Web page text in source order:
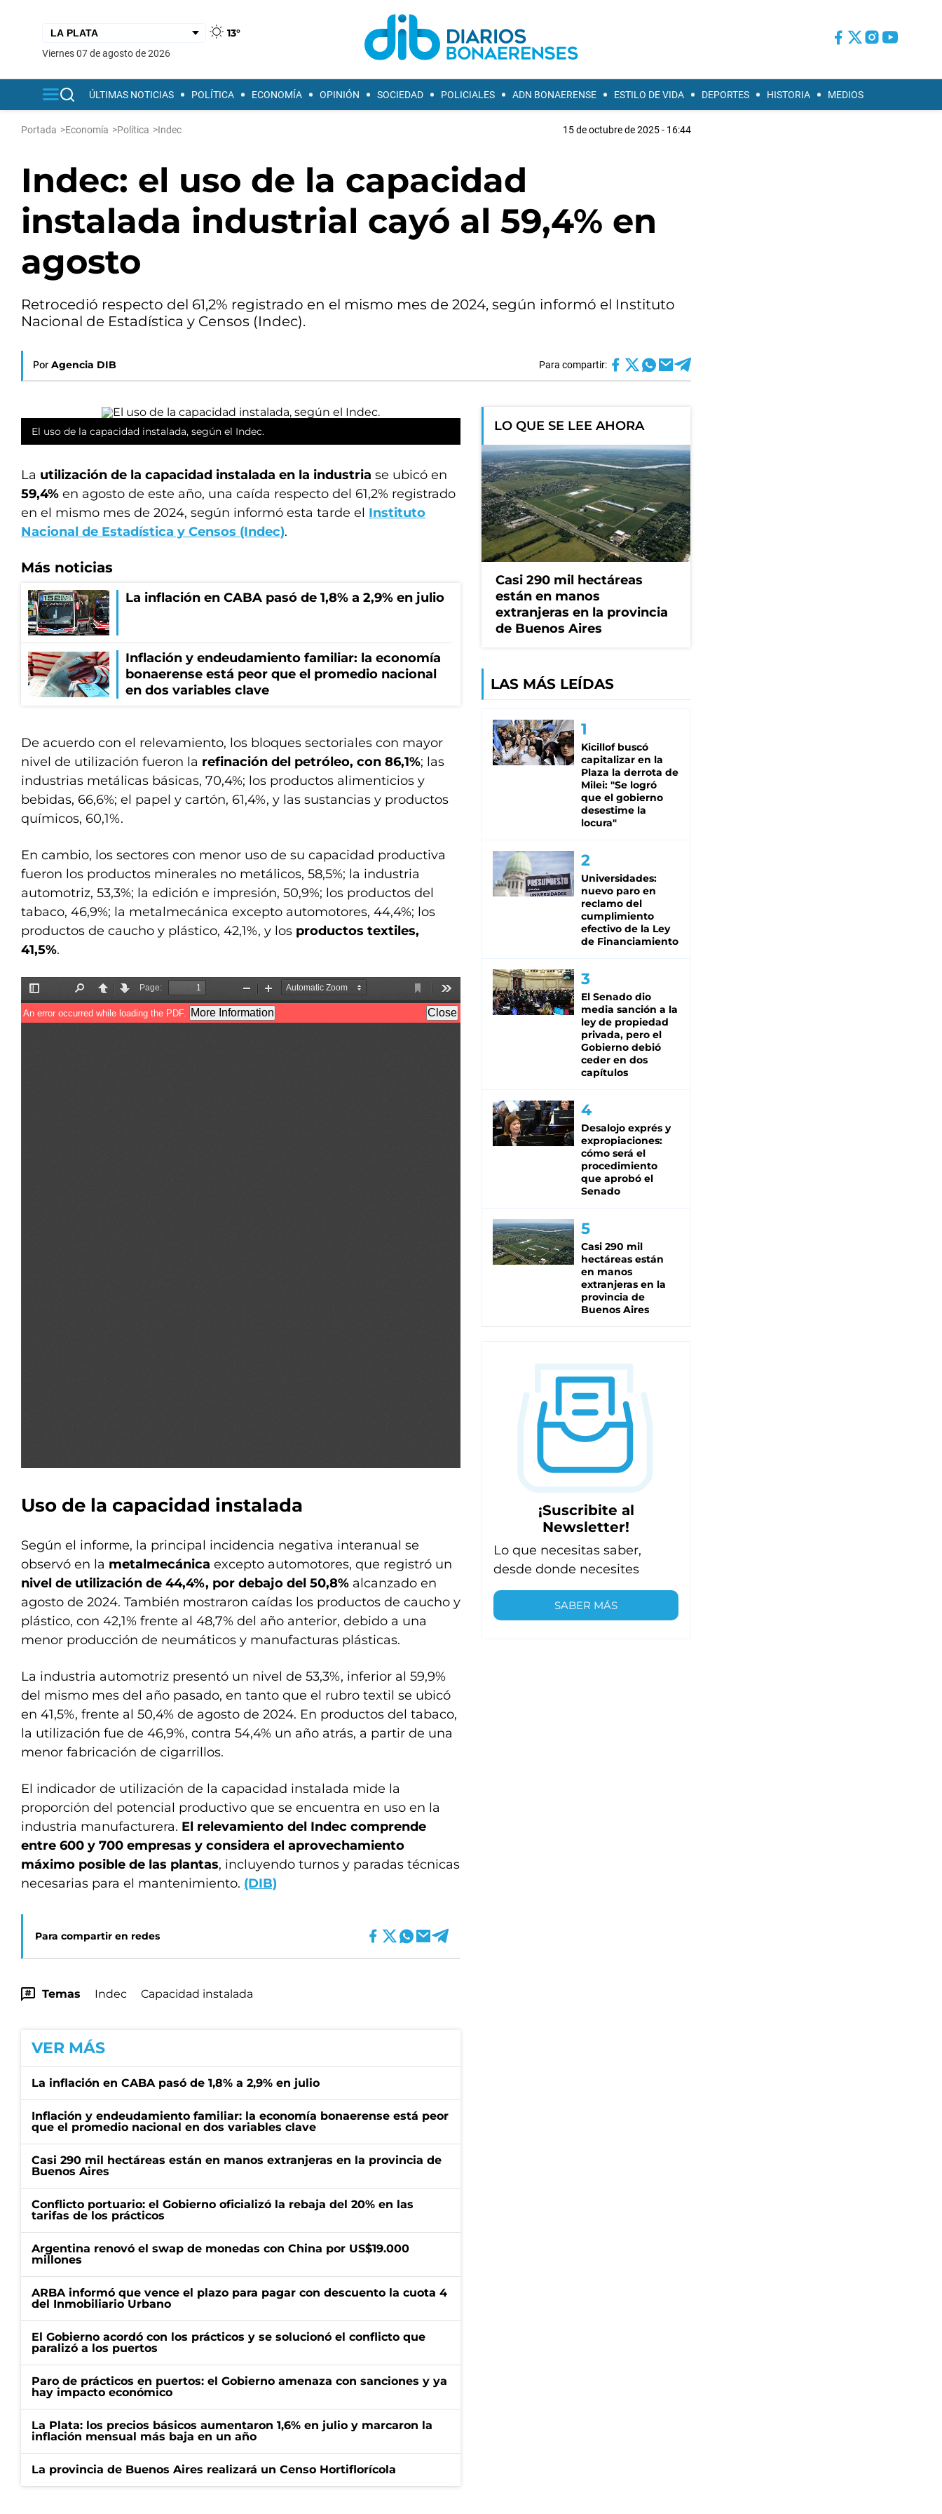
13°
viernes 07 de agosto de 2026
ÚLTIMAS NOTICIAS POLÍTICA ECONOMÍA OPINIÓN SOCIEDAD POLICIALES ADN BONAERENSE ESTILO DE VIDA DEPORTES HISTORIA MEDIOS
Portada >Economía >Política >Indec 15 de octubre de 2025 - 16:44
Indec: el uso de la capacidad
instalada industrial cayó al 59,4% en
agosto
Retrocedió respecto del 61,2% registrado en el mismo mes de 2024, según informó el Instituto
Nacional de Estadística y Censos (Indec).
Por Agencia DIB Para compartir:
El uso de la capacidad instalada, según el Indec.
La utilización de la capacidad instalada en la industria se ubicó en
59,4% en agosto de este año, una caída respecto del 61,2% registrado
en el mismo mes de 2024, según informó esta tarde el Instituto
Nacional de Estadística y Censos (Indec).
Más noticias
La inflación en CABA pasó de 1,8% a 2,9% en julio
Inflación y endeudamiento familiar: la economía
bonaerense está peor que el promedio nacional
en dos variables clave
De acuerdo con el relevamiento, los bloques sectoriales con mayor
nivel de utilización fueron la refinación del petróleo, con 86,1%; las
industrias metálicas básicas, 70,4%; los productos alimenticios y
bebidas, 66,6%; el papel y cartón, 61,4%, y las sustancias y productos
químicos, 60,1%.
En cambio, los sectores con menor uso de su capacidad productiva
fueron los productos minerales no metálicos, 58,5%; la industria
automotriz, 53,3%; la edición e impresión, 50,9%; los productos del
tabaco, 46,9%; la metalmecánica excepto automotores, 44,4%; los
productos de caucho y plástico, 42,1%, y los productos textiles,
41,5%.
Uso de la capacidad instalada
Según el informe, la principal incidencia negativa interanual se
observó en la metalmecánica excepto automotores, que registró un
nivel de utilización de 44,4%, por debajo del 50,8% alcanzado en
agosto de 2024. También mostraron caídas los productos de caucho y
plástico, con 42,1% frente al 48,7% del año anterior, debido a una
menor producción de neumáticos y manufacturas plásticas.
La industria automotriz presentó un nivel de 53,3%, inferior al 59,9%
del mismo mes del año pasado, en tanto que el rubro textil se ubicó
en 41,5%, frente al 50,4% de agosto de 2024. En productos del tabaco,
la utilización fue de 46,9%, contra 54,4% un año atrás, a partir de una
menor fabricación de cigarrillos.
El indicador de utilización de la capacidad instalada mide la
proporción del potencial productivo que se encuentra en uso en la
industria manufacturera. El relevamiento del Indec comprende
entre 600 y 700 empresas y considera el aprovechamiento
máximo posible de las plantas, incluyendo turnos y paradas técnicas
necesarias para el mantenimiento. (DIB)
Para compartir en redes
Temas Indec Capacidad instalada
VER MÁS
La inflación en CABA pasó de 1,8% a 2,9% en julio
Inflación y endeudamiento familiar: la economía bonaerense está peor
que el promedio nacional en dos variables clave
Casi 290 mil hectáreas están en manos extranjeras en la provincia de
Buenos Aires
Conflicto portuario: el Gobierno oficializó la rebaja del 20% en las
tarifas de los prácticos
Argentina renovó el swap de monedas con China por US$19.000
millones
ARBA informó que vence el plazo para pagar con descuento la cuota 4
del Inmobiliario Urbano
El Gobierno acordó con los prácticos y se solucionó el conflicto que
paralizó a los puertos
Paro de prácticos en puertos: el Gobierno amenaza con sanciones y ya
hay impacto económico
La Plata: los precios básicos aumentaron 1,6% en julio y marcaron la
inflación mensual más baja en un año
La provincia de Buenos Aires realizará un Censo Hortiflorícola
LO QUE SE LEE AHORA
Casi 290 mil hectáreas
están en manos
extranjeras en la provincia
de Buenos Aires
LAS MÁS LEÍDAS
Kicillof buscó
capitalizar en la
Plaza la derrota de
Milei: "Se logró
que el gobierno
desestime la
locura"
Universidades:
nuevo paro en
reclamo del
cumplimiento
efectivo de la Ley
de Financiamiento
El Senado dio
media sanción a la
ley de propiedad
privada, pero el
Gobierno debió
ceder en dos
capítulos
Desalojo exprés y
expropiaciones:
cómo será el
procedimiento
que aprobó el
Senado
Casi 290 mil
hectáreas están
en manos
extranjeras en la
provincia de
Buenos Aires
¡Suscribite al
Newsletter!
Lo que necesitas saber,
desde donde necesites
SABER MÁS